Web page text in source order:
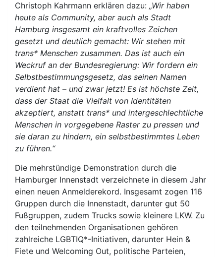
Christoph Kahrmann erklären dazu: „Wir haben
heute als Community, aber auch als Stadt
Hamburg insgesamt ein kraftvolles Zeichen
gesetzt und deutlich gemacht: Wir stehen mit
trans* Menschen zusammen. Das ist auch ein
Weckruf an der Bundesregierung: Wir fordern ein
Selbstbestimmungsgesetz, das seinen Namen
verdient hat – und zwar jetzt! Es ist höchste Zeit,
dass der Staat die Vielfalt von Identitäten
akzeptiert, anstatt trans* und intergeschlechtliche
Menschen in vorgegebene Raster zu pressen und
sie daran zu hindern, ein selbstbestimmtes Leben
zu führen.“
Die mehrstündige Demonstration durch die
Hamburger Innenstadt verzeichnete in diesem Jahr
einen neuen Anmelderekord. Insgesamt zogen 116
Gruppen durch die Innenstadt, darunter gut 50
Fußgruppen, zudem Trucks sowie kleinere LKW. Zu
den teilnehmenden Organisationen gehören
zahlreiche LGBTIQ*-Initiativen, darunter Hein &
Fiete und Welcoming Out, politische Parteien,